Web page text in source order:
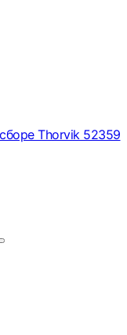
Thorvik 52359